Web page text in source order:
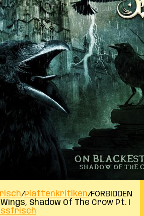
/Plattenkritiken/FORBIDDEN
Shadow Of The Crow Pt. I